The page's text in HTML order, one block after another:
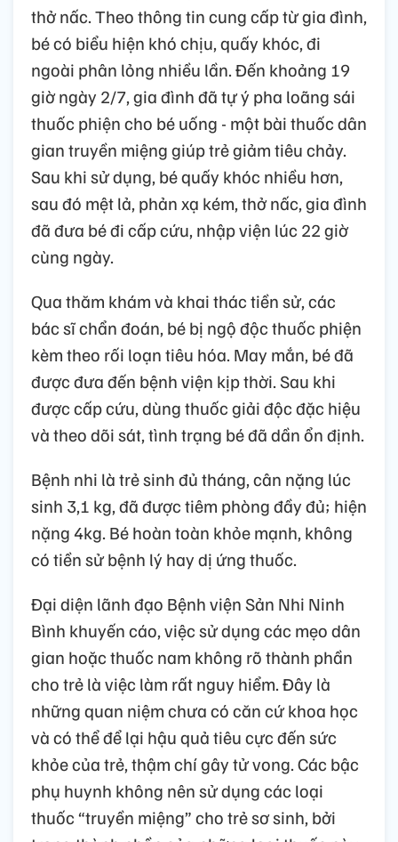
thở nấc. Theo thông tin cung cấp từ gia đình,
bé có biểu hiện khó chịu, quấy khóc, đi
ngoài phân lỏng nhiều lần. Đến khoảng 19
giờ ngày 2/7, gia đình đã tự ý pha loãng sái
thuốc phiện cho bé uống - một bài thuốc dân
gian truyền miệng giúp trẻ giảm tiêu chảy.
Sau khi sử dụng, bé quấy khóc nhiều hơn,
sau đó mệt lả, phản xạ kém, thở nấc, gia đình
đã đưa bé đi cấp cứu, nhập viện lúc 22 giờ
cùng ngày.
Qua thăm khám và khai thác tiền sử, các
bác sĩ chẩn đoán, bé bị ngộ độc thuốc phiện
kèm theo rối loạn tiêu hóa. May mắn, bé đã
được đưa đến bệnh viện kịp thời. Sau khi
được cấp cứu, dùng thuốc giải độc đặc hiệu
và theo dõi sát, tình trạng bé đã dần ổn định.
Bệnh nhi là trẻ sinh đủ tháng, cân nặng lúc
sinh 3,1 kg, đã được tiêm phòng đầy đủ; hiện
nặng 4kg. Bé hoàn toàn khỏe mạnh, không
có tiền sử bệnh lý hay dị ứng thuốc.
Đại diện lãnh đạo Bệnh viện Sản Nhi Ninh
Bình khuyến cáo, việc sử dụng các mẹo dân
gian hoặc thuốc nam không rõ thành phần
cho trẻ là việc làm rất nguy hiểm. Đây là
những quan niệm chưa có căn cứ khoa học
và có thể để lại hậu quả tiêu cực đến sức
khỏe của trẻ, thậm chí gây tử vong. Các bậc
phụ huynh không nên sử dụng các loại
thuốc “truyền miệng” cho trẻ sơ sinh, bởi